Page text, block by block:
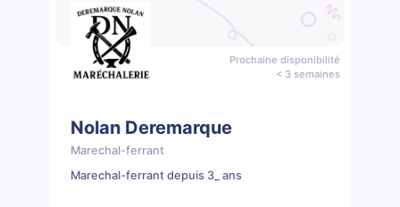
Prochaine disponibilité
< 3 semaines
Nolan Deremarque
Marechal-ferrant
Marechal-ferrant depuis 3_ ans